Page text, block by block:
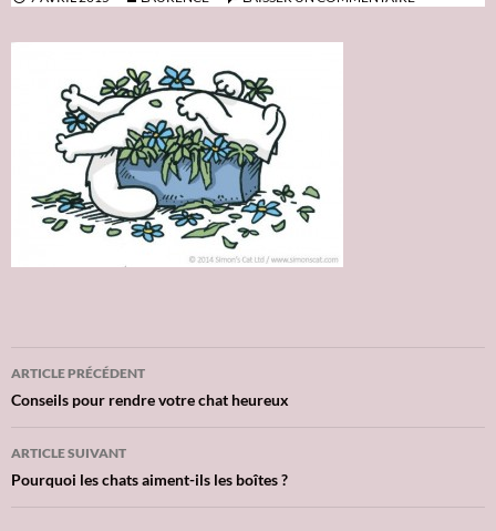
Navigation
des
articles
ARTICLE PRÉCÉDENT
Conseils pour rendre votre chat heureux
ARTICLE SUIVANT
Pourquoi les chats aiment-ils les boîtes ?